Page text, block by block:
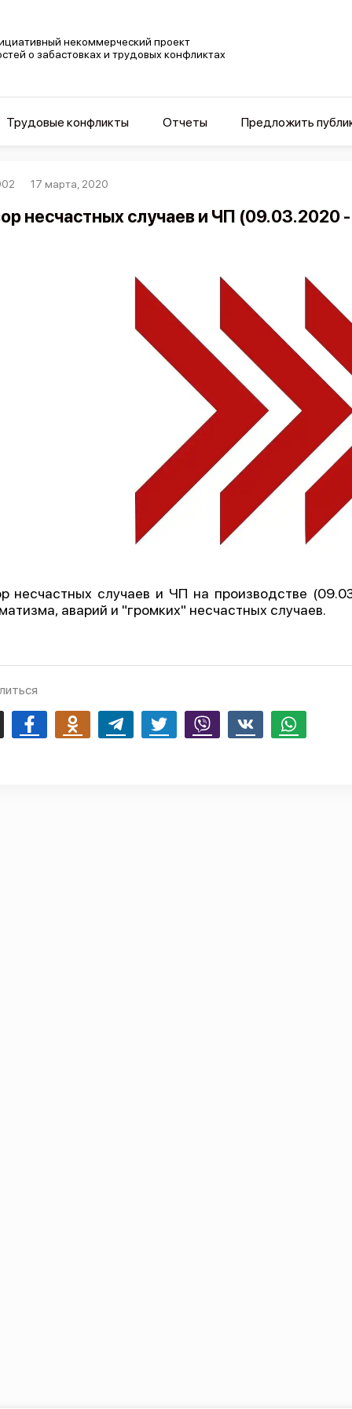
некоммерческий проект
о забастовках и трудовых конфликтах
Трудовые конфликты Отчеты Предложить
17 марта, 2020
несчастных случаев и ЧП (09.03.2020
несчастных случаев и ЧП на производстве
аварий и "громких" несчастных случаев.
FacebookOdnoklassnikiTelegram Twitter Viber Whatsapp